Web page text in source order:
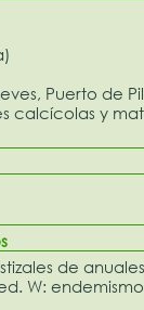
Puerto de
calcícolas y
de
W: